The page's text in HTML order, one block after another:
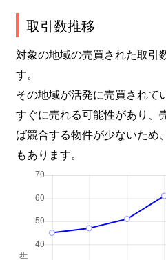
取引数推移
対象の地域の売買された取引
す。
その地域が活発に売買されて
すぐに売れる可能性があり、
ば競合する物件が少ないため
もあります。